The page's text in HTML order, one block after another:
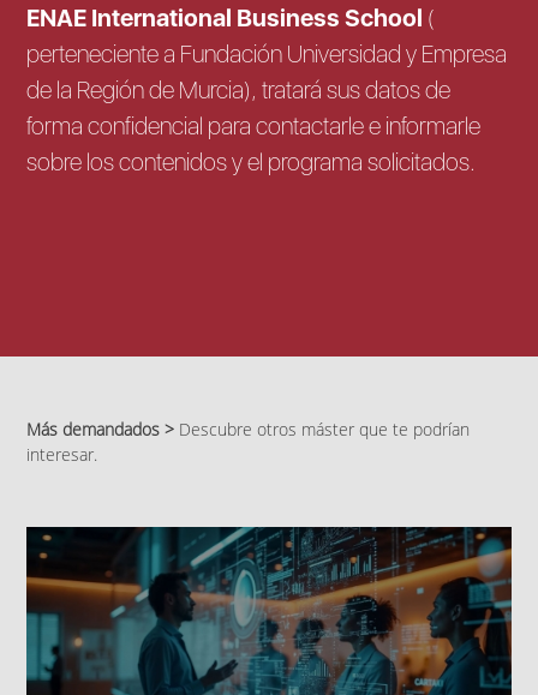
ENAE International Business School (
perteneciente a Fundación Universidad y Empresa
de la Región de Murcia), tratará sus datos de
forma confidencial para contactarle e informarle
sobre los contenidos y el programa solicitados.
Más demandados > Descubre otros máster que te podrían
interesar.